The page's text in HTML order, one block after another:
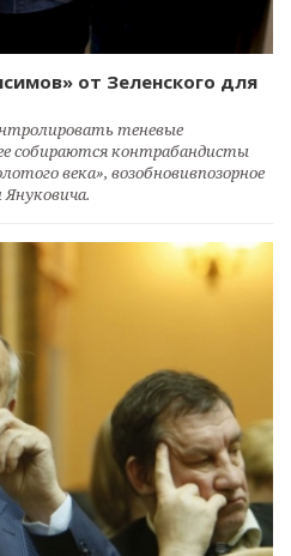
от Зеленского для
теневые
собираются контрабандисты
века», возобновивпозорное